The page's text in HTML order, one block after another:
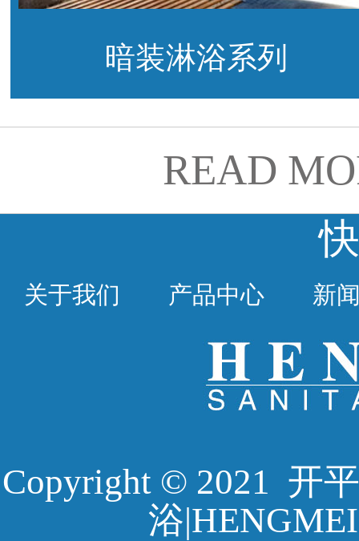
暗装淋浴系列
READ
关于我们 产品中心 新
Copyright © 2021 开
浴